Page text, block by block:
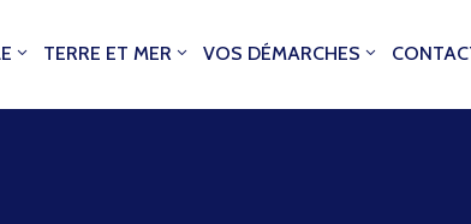
TERRE ET MER VOS DÉMARCHES